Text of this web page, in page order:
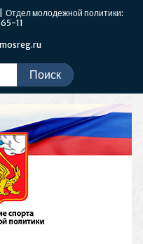
молодежной политики:
11